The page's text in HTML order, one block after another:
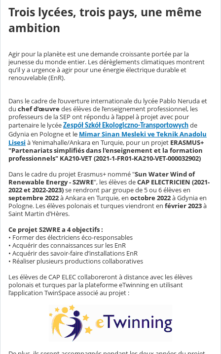
Trois lycées, trois pays, une même
ambition
Agir pour la planète est une demande croissante portée par la
jeunesse du monde entier. Les dérèglements climatiques montrent
qu’il y a urgence à agir pour une énergie électrique durable et
renouvelable (EnR).
Dans le cadre de l’ouverture internationale du lycée Pablo Neruda et
du chef d’œuvredes élèves de l’enseignement professionnel, les
professeurs de la SEP ont répondu à l’appel à projet avec pour
partenaire le lycée Zespół Szkół Ekologiczno-Transportowych de
Gdynia en Pologne et le Mimar Sinan Mesleki ve Teknik Anadolu
Lisesi à Yenimahalle/Ankara en Turquie, pour un projet ERASMUS+
"Partenariats simplifiés dans l'enseignement et la formation
professionnels" KA210-VET (2021-1-FR01-KA210-VET-000032902)
Dans le cadre du projet Erasmus+ nommé "Sun Water Wind of
Renewable Energy - S2WRE", les élèves deCAP ELECTRICIEN (2021-
2022 et 2022-2023)se rendront par groupe de 5 ou 6 élèves en
septembre 2022à Ankara en Turquie, en octobre 2022à Gdynia en
Pologne. Les élèves polonais et turques viendront en février 2023à
Saint Martin d’Hères.
Ce projet S2WRE a 4 objectifs :
• Former des électriciens éco-responsables
• Acquérir des connaissances sur les EnR
• Acquérir des savoir-faire d’installations EnR
• Réaliser plusieurs productions collaboratives
Les élèves de CAP ELEC collaboreront à distance avec les élèves
polonais et turques par la plateforme eTwinning en utilisant
l’application TwinSpace associé au projet :